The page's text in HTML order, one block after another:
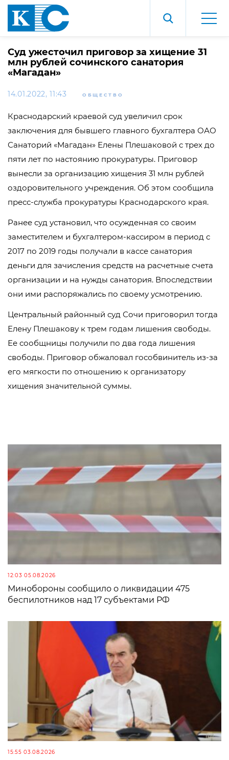
Суд ужесточил приговор за хищение 31
млн рублей сочинского санатория
«Магадан»
14.01.2022, 11:43 ОБЩЕСТВО
Краснодарский краевой суд увеличил срок
заключения для бывшего главного бухгалтера ОАО
Санаторий «Магадан» Елены Плешаковой с трех до
пяти лет по настоянию прокуратуры. Приговор
вынесли за организацию хищения 31 млн рублей
оздоровительного учреждения. Об этом сообщила
пресс-служба прокуратуры Краснодарского края.
Ранее суд установил, что осужденная со своим
заместителем и бухгалтером-кассиром в период с
2017 по 2019 годы получали в кассе санатория
деньги для зачисления средств на расчетные счета
организации и на нужды санатория. Впоследствии
они ими распоряжались по своему усмотрению.
Центральный районный суд Сочи приговорил тогда
Елену Плешакову к трем годам лишения свободы.
Ее сообщницы получили по два года лишения
свободы. Приговор обжаловал гособвинитель из-за
его мягкости по отношению к организатору
хищения значительной суммы.
12:03 05.08.2026
Минобороны сообщило о ликвидации 475
беспилотников над 17 субъектами РФ
15:55 03.08.2026